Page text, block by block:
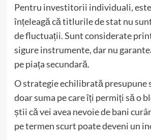
Pentru investitorii individuali,
înțeleagă că titlurile de stat nu
de fluctuații. Sunt considerate
sigure instrumente, dar nu
pe piața secundară.
O strategie echilibrată presupune
doar suma pe care îți permiți să o
știi că vei avea nevoie de bani
pe termen scurt poate deveni un